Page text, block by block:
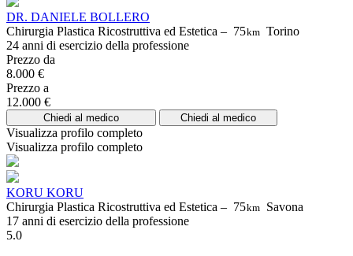
DR. DANIELE BOLLERO
Chirurgia Plastica Ricostruttiva ed Estetica – 75km Torino
24 anni di esercizio della professione
Prezzo da
8.000 €
Prezzo a
12.000 €
Chiedi al medico Chiedi al medico
Visualizza profilo completo
Visualizza profilo completo
KORU KORU
Chirurgia Plastica Ricostruttiva ed Estetica – 75km Savona
17 anni di esercizio della professione
5.0